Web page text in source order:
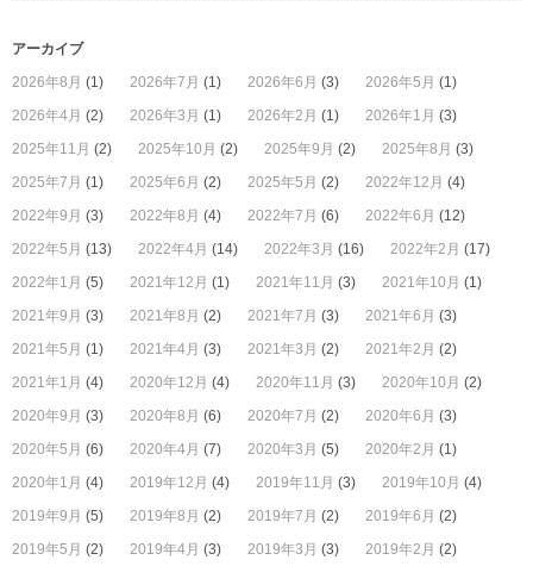
アーカイブ
2026年8月 (1) 2026年7月 (1) 2026年6月 (3) 2026年5月 (1)
2026年4月 (2) 2026年3月 (1) 2026年2月 (1) 2026年1月 (3)
2025年11月 (2) 2025年10月 (2) 2025年9月 (2) 2025年8月 (3)
2025年7月 (1) 2025年6月 (2) 2025年5月 (2) 2022年12月 (4)
2022年9月 (3) 2022年8月 (4) 2022年7月 (6) 2022年6月 (12)
2022年5月 (13) 2022年4月 (14) 2022年3月 (16) 2022年2月 (17)
2022年1月 (5) 2021年12月 (1) 2021年11月 (3) 2021年10月 (1)
2021年9月 (3) 2021年8月 (2) 2021年7月 (3) 2021年6月 (3)
2021年5月 (1) 2021年4月 (3) 2021年3月 (2) 2021年2月 (2)
2021年1月 (4) 2020年12月 (4) 2020年11月 (3) 2020年10月 (2)
2020年9月 (3) 2020年8月 (6) 2020年7月 (2) 2020年6月 (3)
2020年5月 (6) 2020年4月 (7) 2020年3月 (5) 2020年2月 (1)
2020年1月 (4) 2019年12月 (4) 2019年11月 (3) 2019年10月 (4)
2019年9月 (5) 2019年8月 (2) 2019年7月 (2) 2019年6月 (2)
2019年5月 (2) 2019年4月 (3) 2019年3月 (3) 2019年2月 (2)